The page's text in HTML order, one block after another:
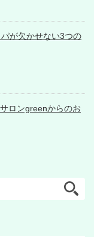
パが欠かせない3つの
ロンgreenからのお